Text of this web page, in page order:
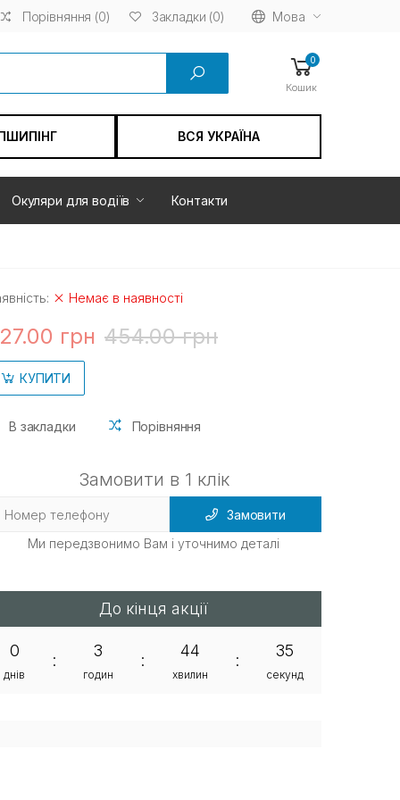
Порівняння (0) Закладки (0) Мова
0
Кошик
ВСЯ УКРАЇНА
Окуляри для водіїв Контакти
Немає в наявності
грн 454.00 грн
КУПИТИ
В закладки Порівняння
Замовити в 1 клік
Замовити
Ми передзвонимо Вам і уточнимо деталі
До кінця акції
0
днів
:
3
годин
:
44
хвилин
:
34
секунд